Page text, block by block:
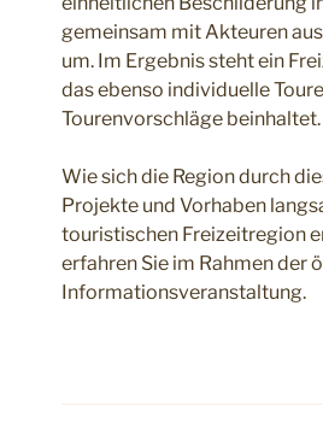
gemeinsam mit Akteuren
um. Im Ergebnis steht ein
das ebenso individuelle
Tourenvorschläge beinhaltet.
Wie sich die Region durch
Projekte und Vorhaben
touristischen Freizeitregion
erfahren Sie im Rahmen der
Informationsveranstaltung.